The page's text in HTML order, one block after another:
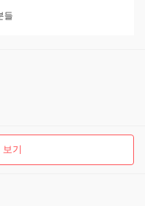
들
보기